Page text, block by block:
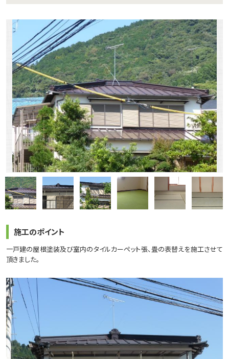
施工のポイント
一戸建の屋根塗装及び室内のタイルカーペット張、畳の表替えを施工させて
頂きました。